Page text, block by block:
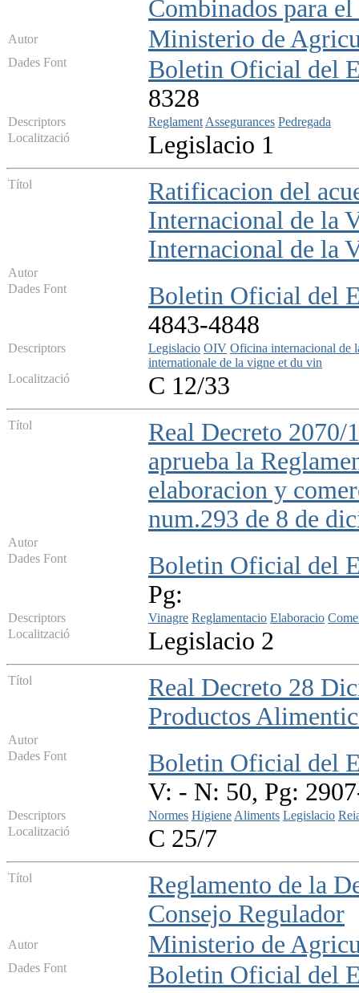
Combinados para
Autor Ministerio de
Dades Font
Boletin Oficial del
8328
Descriptors ReglamentAssegurances Pedregada
Localització
Legislacio 1
Títol
Ratificacion del
Internacional de la
Internacional de la
Autor
Dades Font
Boletin Oficial del
4843-4848
Descriptors Legislacio OIV Oficina internacional de
internationale de la vigne et du vin
Localització
C 12/33
Títol
Real Decreto 2070/
aprueba la
elaboracion y
num.293 de 8 de
Autor
Dades Font
Boletin Oficial del
Pg:
Descriptors Vinagre Reglamentacio Elaboracio
Localització
Legislacio 2
Títol
Real Decreto 28
Productos
Autor
Dades Font
Boletin Oficial del
V: - N: 50, Pg:
Descriptors Normes HigieneAliments Legislacio
Localització
C 25/7
Títol
Reglamento de la
Consejo Regulador
Autor Ministerio de
Dades Font
Boletin Oficial del